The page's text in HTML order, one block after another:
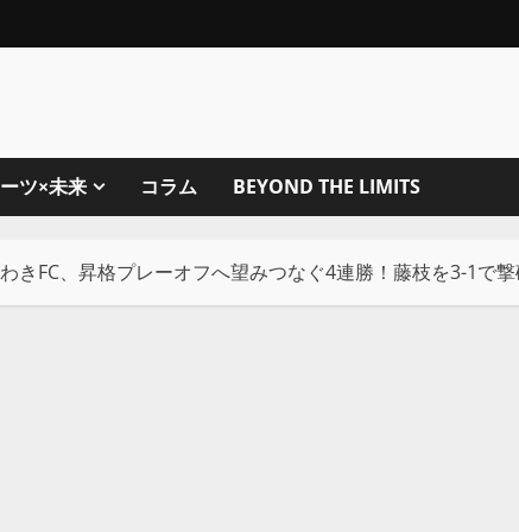
ツ×未来 コラム BEYOND THE LIMITS
わきFC、昇格プレーオフへ望みつなぐ4連勝！藤枝を3-1で